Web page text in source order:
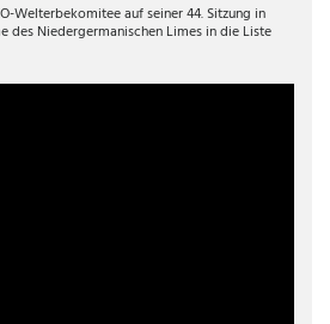
Welterbekomitee auf seiner 44. Sitzung in
des Niedergermanischen Limes in die Liste